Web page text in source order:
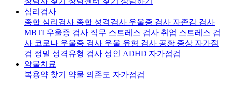
심리검사
종합 심리검사 종합 성격검사 우울증 검사 자존감 검사
MBTI 우울증 검사 직무 스트레스 검사 취업 스트레스 검
사 코로나 우울증 검사 우울 유형 검사 공황 증상 자가점
검 정밀 성격유형 검사 성인 ADHD 자가점검
약물치료
복용약 찾기 약물 의존도 자가점검